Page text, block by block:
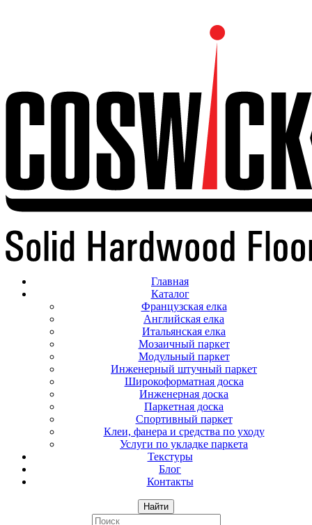
Главная
Каталог
Французская елка
Английская елка
Итальянская елка
Мозаичный паркет
Модульный паркет
Инженерный штучный паркет
Широкоформатная доска
Инженерная доска
Паркетная доска
Спортивный паркет
Клеи, фанера и средства по уходу
Услуги по укладке паркета
Текстуры
Блог
Контакты
Найти